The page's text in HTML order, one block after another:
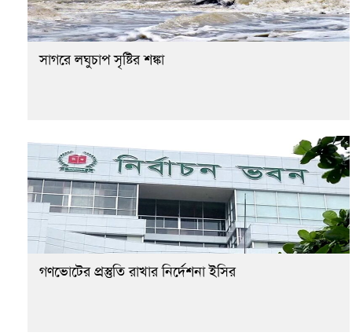
সাগরে লঘুচাপ সৃষ্টির শঙ্কা
গণভোটের প্রস্তুতি রাখার নির্দেশনা ইসির